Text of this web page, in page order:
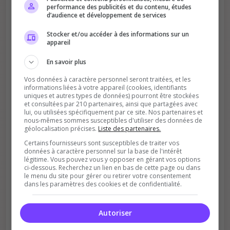
Votre vote aide le serveur à monter dans le
Soutient la communauté
Plus de visibilité = plus de joueurs
performance des publicités et du contenu, études
d’audience et développement de services
Stocker et/ou accéder à des informations sur un
appareil
En savoir plus
Vos données à caractère personnel seront traitées, et les
informations liées à votre appareil (cookies, identifiants
uniques et autres types de données) pourront être stockées
et consultées par 210 partenaires, ainsi que partagées avec
lui, ou utilisées spécifiquement par ce site. Nos partenaires et
nous-mêmes sommes susceptibles d'utiliser des données de
géolocalisation précises. Liste des partenaires.
Certains fournisseurs sont susceptibles de traiter vos
données à caractère personnel sur la base de l'intérêt
légitime. Vous pouvez vous y opposer en gérant vos options
ci-dessous. Recherchez un lien en bas de cette page ou dans
le menu du site pour gérer ou retirer votre consentement
dans les paramètres des cookies et de confidentialité.
Autoriser